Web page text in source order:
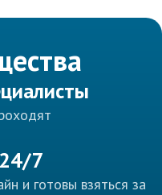
7
и готовы взяться за